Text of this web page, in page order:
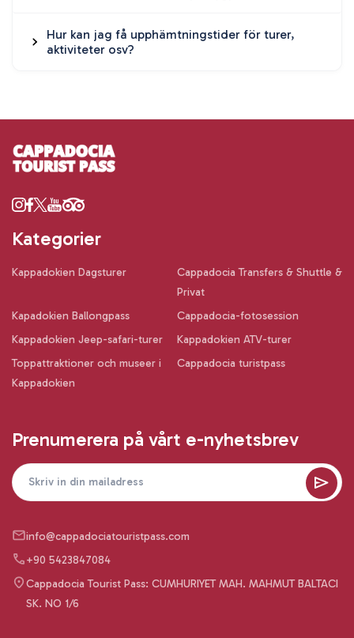
Hur kan jag få upphämtningstider för turer,
aktiviteter osv?
Kategorier
Kappadokien Dagsturer
Cappadocia Transfers & Shuttle &
Privat
Kapadokien Ballongpass
Cappadocia-fotosession
Kappadokien Jeep-safari-turer
Kappadokien ATV-turer
Toppattraktioner och museer i
Kappadokien
Cappadocia turistpass
Prenumerera på vårt e-nyhetsbrev
info@cappadociatouristpass.com
+90 5423847084
Cappadocia Tourist Pass: CUMHURIYET MAH. MAHMUT BALTACI
SK. NO 1/6